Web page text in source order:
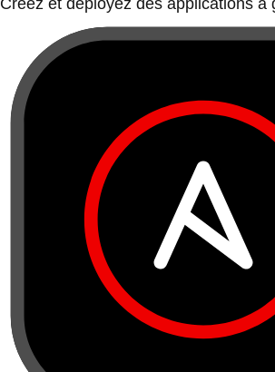
Créez et déployez des applications à